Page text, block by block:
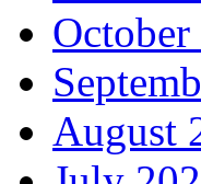
October
August